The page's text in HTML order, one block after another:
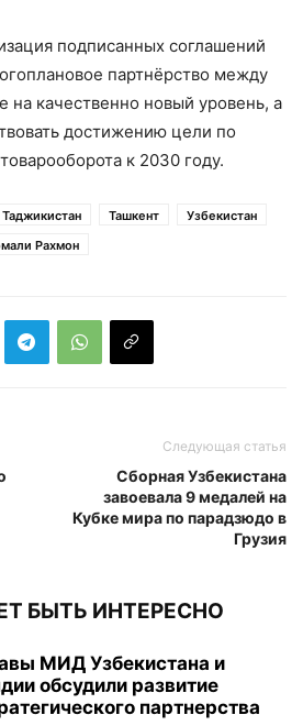
подписанных соглашений
партнёрство между
качественно новый уровень, а
достижению цели по
к 2030 году.
Таджикистан Ташкент
Узбекистан
Рахмон
Следующая статья
Сборная Узбекистана
завоевала 9 медалей на
Кубке мира по парадзюдо в
Грузия
БЫТЬ ИНТЕРЕСНО
МИД Узбекистана и
обсудили развитие
партнерства